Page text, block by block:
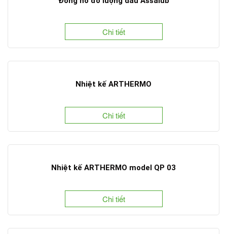
Chi tiết
Nhiệt kế ARTHERMO
Chi tiết
Nhiệt kế ARTHERMO model QP 03
Chi tiết